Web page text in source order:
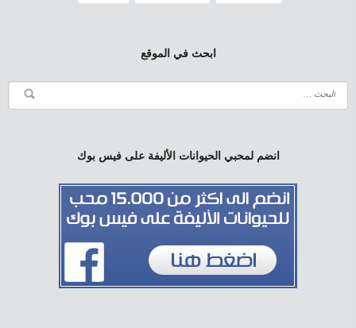
ابحث في الموقع
انضم لمحبي الحيوانات الأليفة على فيس بوك